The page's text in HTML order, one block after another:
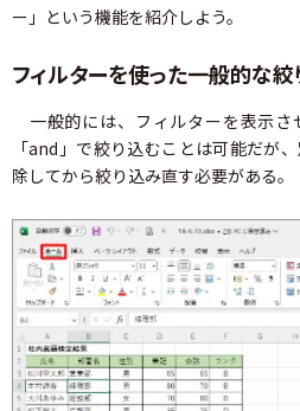
ー」という機能を紹介しよう。
フィルターを使った一般的な
一般的には、フィルターを表示さ
「and」で絞り込むことは可能だが
除してから絞り込み直す必要がある。